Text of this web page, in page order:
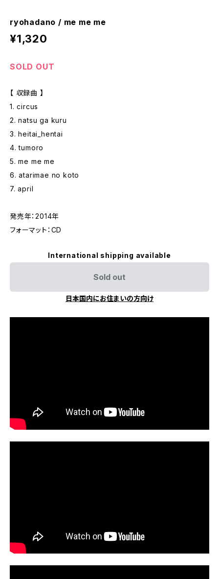
ryohadano / me me me
¥1,320
SOLD OUT
【 収録曲 】
1. circus
2. natsu ga kuru
3. heitai_hentai
4. tumoro
5. me me me
6. atarimae no koto
7. april
発売年：2014年
フォーマット：CD
International shipping available
Sold out
日本国内にお住まいの方向け